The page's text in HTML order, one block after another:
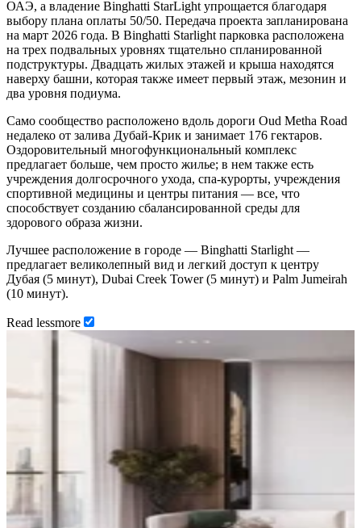
ОАЭ, а владение Binghatti StarLight упрощается благодаря
выбору плана оплаты 50/50. Передача проекта запланирована
на март 2026 года. В Binghatti Starlight парковка расположена
на трех подвальных уровнях тщательно спланированной
подструктуры. Двадцать жилых этажей и крыша находятся
наверху башни, которая также имеет первый этаж, мезонин и
два уровня подиума.
Само сообщество расположено вдоль дороги Oud Metha Road
недалеко от залива Дубай-Крик и занимает 176 гектаров.
Оздоровительный многофункциональный комплекс
предлагает больше, чем просто жилье; в нем также есть
учреждения долгосрочного ухода, спа-курорты, учреждения
спортивной медицины и центры питания — все, что
способствует созданию сбалансированной среды для
здорового образа жизни.
Лучшее расположение в городе — Binghatti Starlight —
предлагает великолепный вид и легкий доступ к центру
Дубая (5 минут), Dubai Creek Tower (5 минут) и Palm Jumeirah
(10 минут).
Read lessmore